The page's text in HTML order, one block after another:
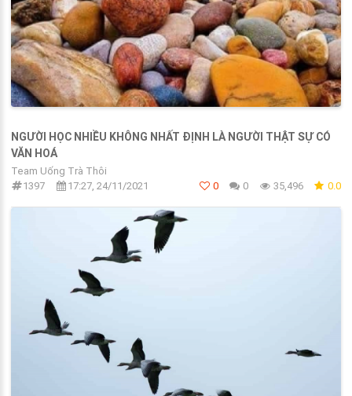
NGƯỜI HỌC NHIỀU KHÔNG NHẤT ĐỊNH LÀ NGƯỜI THẬT SỰ CÓ
VĂN HOÁ
Team Uống Trà Thôi
1397
17:27, 24/11/2021 0 0 35,496 0.0